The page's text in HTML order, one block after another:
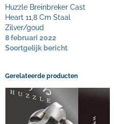
Huzzle Breinbreker Cast
Heart 11,8 Cm Staal
Zilver/goud
8 februari 2022
Soortgelijk bericht
Gerelateerde producten